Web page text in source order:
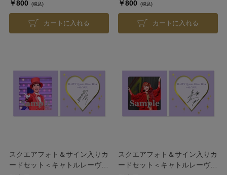
￥800 (税込)
カートに入れる
￥800 (税込)
カートに入れる
スクエアフォト＆サイン入りカ
ードセット＜キャトルレーヴ
スクエアフォト＆サイン入りカ
ードセット＜キャトルレーヴ